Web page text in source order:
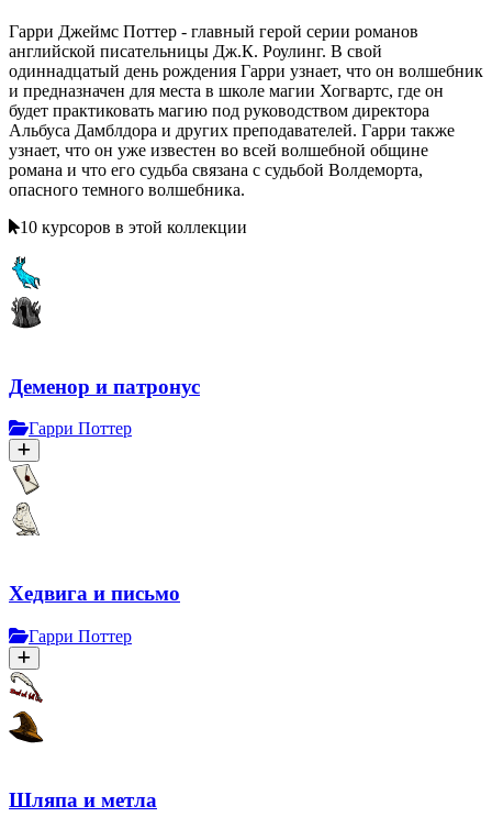
Гарри Джеймс Поттер - главный герой серии романов
английской писательницы Дж.К. Роулинг. В свой
одиннадцатый день рождения Гарри узнает, что он волшебник
и предназначен для места в школе магии Хогвартс, где он
будет практиковать магию под руководством директора
Альбуса Дамблдора и других преподавателей. Гарри также
узнает, что он уже известен во всей волшебной общине
романа и что его судьба связана с судьбой Волдеморта,
опасного темного волшебника.
10 курсоров в этой коллекции
Деменор и патронус
Гарри Поттер
Хедвига и письмо
Гарри Поттер
Шляпа и метла